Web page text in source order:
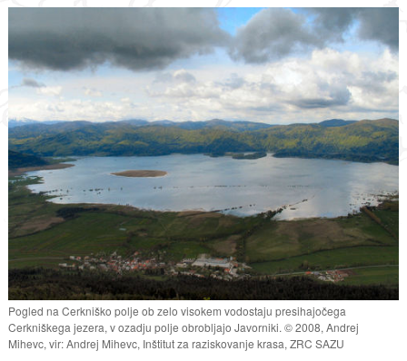
Pogled na Cerkniško polje ob zelo visokem vodostaju presihajočega
Cerkniškega jezera, v ozadju polje obrobljajo Javorniki. © 2008, Andrej
Mihevc, vir: Andrej Mihevc, Inštitut za raziskovanje krasa, ZRC SAZU